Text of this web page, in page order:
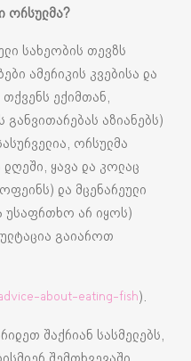
ორსულმა?
სახეობის თევზს
ამერიკის კვებისა და
ექიმთან,
განვითარებას აზიანებს)
ორსულმა
ყავა და კოლაც
და მცენარეული
უსაფრთხო არ იყოს)
გაიაროთ
about-eating-fish).
შაქრიან სასმელებს,
შემთხვევაში.